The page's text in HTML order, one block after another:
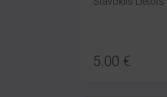
5.00 €